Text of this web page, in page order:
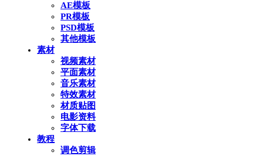
AE模板
PR模板
PSD模板
其他模板
素材
视频素材
平面素材
音乐素材
特效素材
材质贴图
电影资料
字体下载
教程
调色剪辑